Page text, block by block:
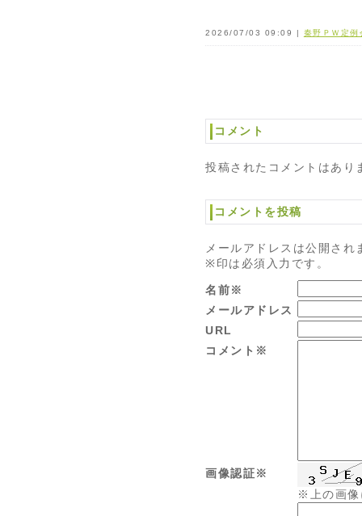
2026/07/03 09:09 | 秦野ＰＷ定例
コメント
投稿されたコメントはあり
コメントを投稿
メールアドレスは公開され
※印は必須入力です。
名前※
メールアドレス
URL
コメント※
画像認証※
※上の画像